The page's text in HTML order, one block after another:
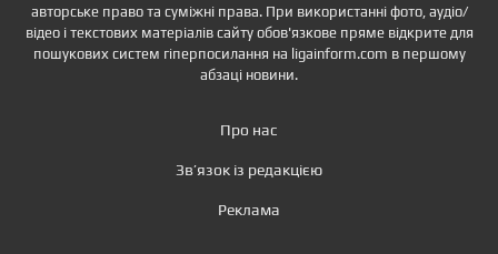
авторське право та суміжні права. При використанні фото, аудіо/
відео і текстових матеріалів сайту обов'язкове пряме відкрите для
пошукових систем гіперпосилання на ligainform.com в першому
абзаці новини.
Про нас
Зв’язок із редакцією
Реклама